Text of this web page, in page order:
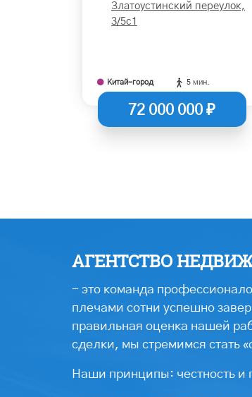
Златоустинский переулок,
3/5с1
Китай-город 5 мин.
72 000 000 ₽
АГЕНТСТВО
- это команда
плечами сотни успешно
правильная оценка нашей
сделки, мы стремимся стать
Наши принципы: честность и